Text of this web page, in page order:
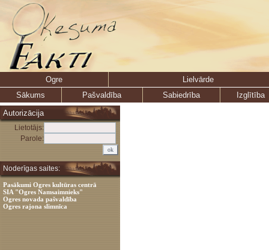
Ogre
Lielvārde
Sākums
Pašvaldība Sabiedrība
Izglītība
Autorizācija
Lietotājs:
Parole:
Noderīgas saites:
Pasākumi Ogres kultūras centrā
SIA "Ogres Namsaimnieks"
Ogres novada pašvaldība
Ogres rajona slimnīca